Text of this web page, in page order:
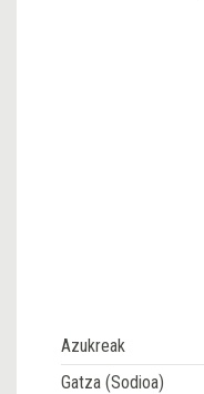
Azukreak
Gatza (Sodioa)